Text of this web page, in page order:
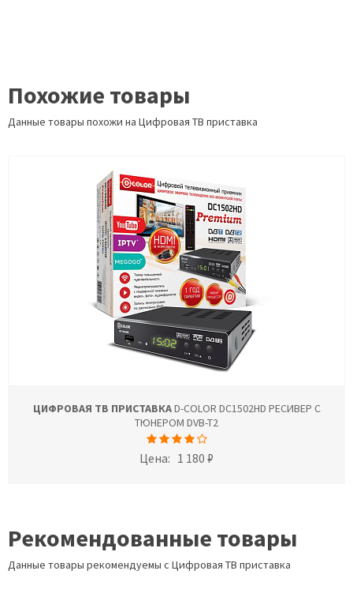
Похожие товары
Данные товары похожи на Цифровая ТВ приставка
ЦИФРОВАЯ ТВ ПРИСТАВКАD-COLOR DC1502HD РЕСИВЕР С
ТЮНЕРОМ DVB-T2
Цена: 1 180 ₽
Рекомендованные товары
Данные товары рекомендуемы с Цифровая ТВ приставка